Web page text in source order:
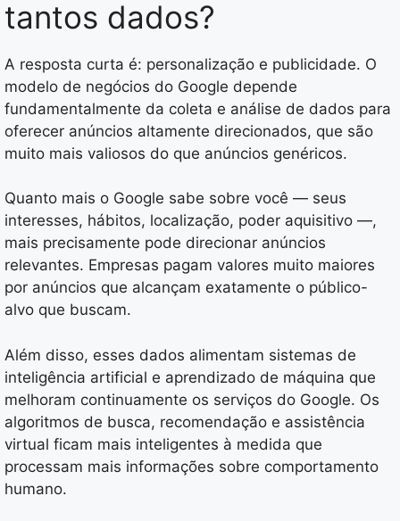
tantos dados?
A resposta curta é: personalização e publicidade. O
modelo de negócios do Google depende
fundamentalmente da coleta e análise de dados para
oferecer anúncios altamente direcionados, que são
muito mais valiosos do que anúncios genéricos.
Quanto mais o Google sabe sobre você — seus
interesses, hábitos, localização, poder aquisitivo —,
mais precisamente pode direcionar anúncios
relevantes. Empresas pagam valores muito maiores
por anúncios que alcançam exatamente o público-
alvo que buscam.
Além disso, esses dados alimentam sistemas de
inteligência artificial e aprendizado de máquina que
melhoram continuamente os serviços do Google. Os
algoritmos de busca, recomendação e assistência
virtual ficam mais inteligentes à medida que
processam mais informações sobre comportamento
humano.